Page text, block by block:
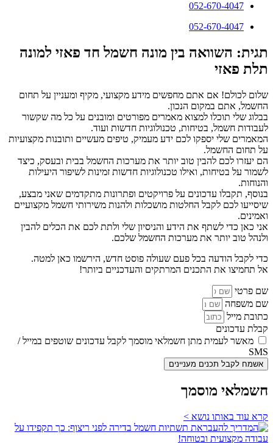
052-670-4047
052-670-4047
תגית: השוואה בין מונה חשמל חד פאזי למונה
תלת פאזי
שלום לכולם! אם אתם מחפשים מידע מקצועי, מקיף ומעניין על תחום
החשמל, אתם במקום הנכון.
בבלוג שלי תוכלו למצוא מאמרים מפורטים ומובנים על כל מה שקשור
לעבודות חשמל, בטיחות, טכנולוגיות חדשות ועוד.
המאמרים שלי יספקו לכם ידע מעמיק, טיפים מעשיים ותובנות מקצועיות
על תחום החשמל.
הם יעזרו לכם להבין טוב יותר את מערכות החשמל בבית ובעסק, כיצד
לשמור על בטיחות, ואילו טכנולוגיות חדשות זמינות לשיפור היעילות
והנוחות.
בנוסף, תקבלו עדכונים על פרויקטים ופתרונות מתקדמים שאני מבצע,
שיסייעו לכם לקבל החלטות מושכלות ולהנות משירותי חשמל מקצועיים
ואמינים.
אני כאן כדי לשתף את הידע והניסיון שלי ולתת לכם את הכלים להבין
ולנהל טוב יותר את מערכות החשמל שלכם.
כדי לקבל הודעה בכל פעם שעולה פוסט חדש, הירשמו כאן למטה.
אל תחמיצו את התכנים המרתקים והעדכניים ביותר!
שם פרטי
שם משפחה
כתובת מייל
קבלת עדכונים
מאשר לעמית מתן חשמלאי מוסמך לקבל עדכונים שוטפים במייל /
SMS
אשמח לקבל תכנים מעניינים
חשמלאי מוסמך
קרא עוד באותו נושא >